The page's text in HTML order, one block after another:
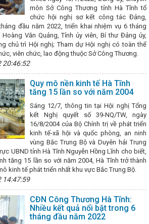
cơ hội thu hút đầu tư, thương mại cho
Expo 2023
Bộ Công Thương họp
hệ thống điện và thị trường điện Quốc gia
vụ chính trị trọng tâm, xuyên suốt
KẾT
Tổ chức các hoạt động hưởng ứng Ngày
Chủ tịch UBND tỉnh ban hành Công điện
bão số 12 và mưa lũ
phát triển mới
Công ty Điện lực Hà
mẽ chuyển đổi số
i-HaTinh đạt hơn
1.100 doanh nghiệp trong năm 2024
Thu 2025
Bộ Công Thương chốt lộ
VinFast và chương trình “Tự hào quê
Chi đoàn Sở Công Thương nhiệm kỳ 2024-
nghiệp nông thôn tiêu biểu khu vực phía
8 nâng cấp Hiệp định Thương mại Tự do
Trung tâm Điều độ Hệ thống điện Quốc gia
Chương trình “Tết sum vầy – Xuân chia sẻ”
áp cho đoàn viên, người lao động
Tỉnh ủy Hà Tĩnh
Gần 100 sản phẩm đặc
2025
VỀ CÁC GIẢI PHÁP THÚC ĐẨY PHÁT TRIỂN
Phương hướng, nhiệm vụ trọng tâm
người tiêu dùng Thủ đô tại Hội chợ Mùa thu
nghiệp Cổng Khánh 3, tổng vốn gần 447
môn Sở Công Thương tỉnh Hà Tĩnh tổ
chức hội nghị sơ kết công tác Đảng,
đầu năm 2022, triển khai nhiệm vụ 6 tháng
Văn Quảng, Tỉnh ủy viên, Bí thư Đảng ủy,
chủ trì Hội nghị; Tham dự Hội nghị có toàn thể
viên chức, lao động thuộc Sở Công Thương.
20:46:52
Quy mô nền kinh tế Hà Tĩnh
tăng 15 lần so với năm 2004
Sáng 12/7, thông tin tại Hội nghị Tổng
kết Nghị quyết số 39-NQ/TW, ngày
16/8/2004 của Bộ Chính trị về phát triển
kinh tế-xã hội và quốc phòng, an ninh
vùng Bắc Trung Bộ và Duyên hải Trung
UBND tỉnh Hà Tĩnh Nguyễn Hồng Lĩnh cho biết,
tăng 15 lần so với năm 2004, Hà Tĩnh trở thành
kinh tế phát triển nhất khu vực Bắc Trung Bộ.
14:47:59
CĐN Công Thương Hà Tĩnh:
Nhiều kết quả nổi bật trong 6
tháng đầu năm 2022